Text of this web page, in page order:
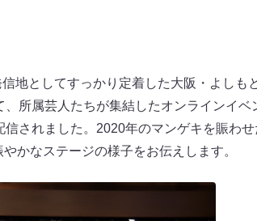
地としてすっかり定着した大阪・よしも
、所属芸人たちが集結したオンラインイ
されました。2020年のマンゲキを賑わ
かなステージの様子をお伝えします。